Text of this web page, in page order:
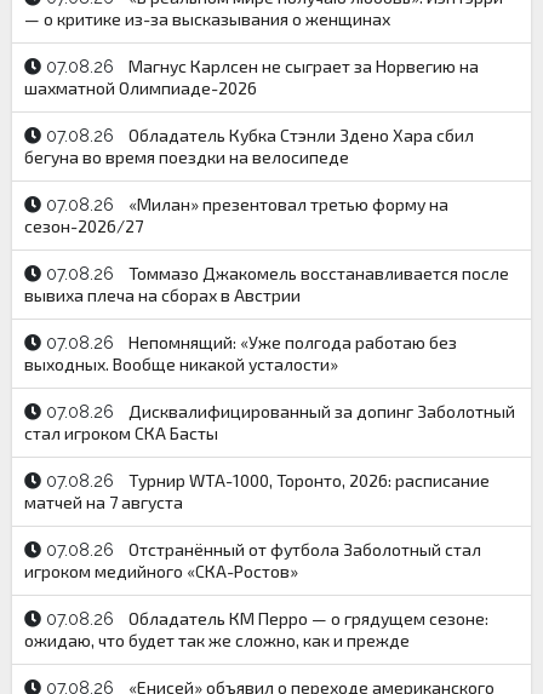
— о критике из-за высказывания о женщинах
07.08.26
Магнус Карлсен не сыграет за Норвегию на
шахматной Олимпиаде-2026
07.08.26
Обладатель Кубка Стэнли Здено Хара сбил
бегуна во время поездки на велосипеде
07.08.26
«Милан» презентовал третью форму на
сезон-2026/27
07.08.26
Томмазо Джакомель восстанавливается после
вывиха плеча на сборах в Австрии
07.08.26
Непомнящий: «Уже полгода работаю без
выходных. Вообще никакой усталости»
07.08.26
Дисквалифицированный за допинг Заболотный
стал игроком СКА Басты
07.08.26
Турнир WTA-1000, Торонто, 2026: расписание
матчей на 7 августа
07.08.26
Отстранённый от футбола Заболотный стал
игроком медийного «СКА-Ростов»
07.08.26
Обладатель КМ Перро — о грядущем сезоне:
ожидаю, что будет так же сложно, как и прежде
07.08.26
«Енисей» объявил о переходе американского